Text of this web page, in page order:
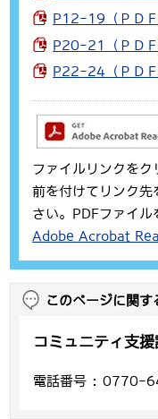
P12-19（ＰＤ
P20-21（ＰＤＦ
P22-24（ＰＤＦ
ファイルリンクを
前を付けてリンク先
さい。PDFファイル
Adobe Acrobat
このページに関す
コミュニティ支援
電話番号 0770-